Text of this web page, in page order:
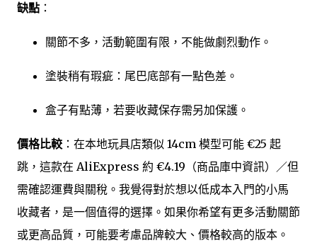
缺點 ：
關節不多，活動範圍有限，不能做劇烈動作。
塗裝稍有瑕疵：尾巴底部有一點色差。
盒子有點薄，若要收藏保存需另加保護。
價格比較 ：在本地玩具店類似 14cm 模型可能 €25 起
跳，這款在 AliExpress 約 €4.19（商品庫中資訊）／但
需確認運費與關稅。我覺得對於想以低成本入門的小馬
收藏者，是一個值得的選擇。如果你希望有更多活動關節
或更高品質，可能要考慮品牌較大、價格較高的版本。